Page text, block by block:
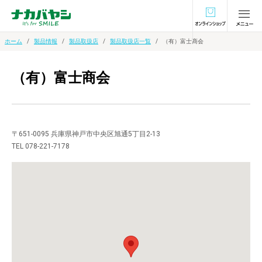
オンラインショ
ホーム 製品情報 製品取扱店 製品取扱店一覧 （有）富士商会
（有）富士商会
〒651-0095 兵庫県神戸市中央区旭通5丁目2-13
TEL 078-221-7178